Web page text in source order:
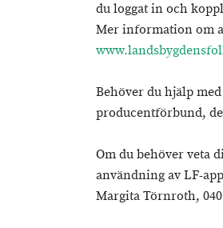
du loggat in och
Mer information om
Behöver du hjälp
producentförbund,
Om du behöver veta
användning av LF-
Margita Törnroth,